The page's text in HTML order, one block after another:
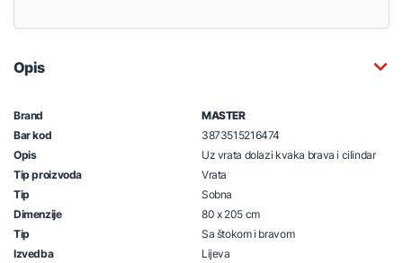
Opis
Brand
MASTER
Bar kod
3873515216474
Opis
Uz vrata dolazi kvaka brava i cilindar
Tip proizvoda
Vrata
Tip
Sobna
Dimenzije
80 x 205 cm
Tip
Sa štokom i bravom
Izvedba
Lijeva